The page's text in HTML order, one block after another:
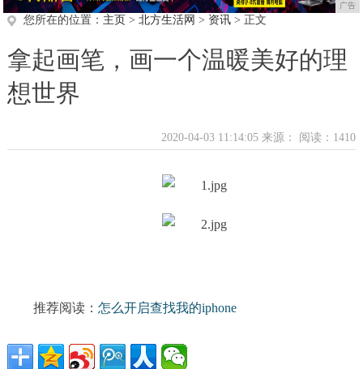
广告
您所在的位置： 主页 > 北方生活网 > 资讯> 正文
拿起画笔，画一个温暖美好的理
想世界
2020-04-03 11:14:05 来源： 阅读：1410
推荐阅读： 怎么开启查找我的iphone